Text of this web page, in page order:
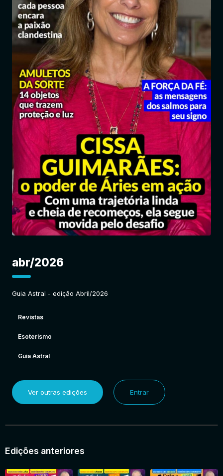
Notícias
Entrar
abr/2026
Guia Astral - edição Abril/2026
Revistas
Esoterismo
Guia Astral
Ver outras edições Entrar
Edições anteriores